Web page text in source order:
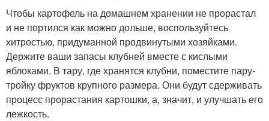
Чтобы картофель на домашнем хранении не прорастал
и не портился как можно дольше, воспользуйтесь
хитростью, придуманной продвинутыми хозяйками.
Держите ваши запасы клубней вместе с кислыми
яблоками. В тару, где хранятся клубни, поместите пару-
тройку фруктов крупного размера. Они будут сдерживать
процесс прорастания картошки, а, значит, и улучшать его
лежкость.